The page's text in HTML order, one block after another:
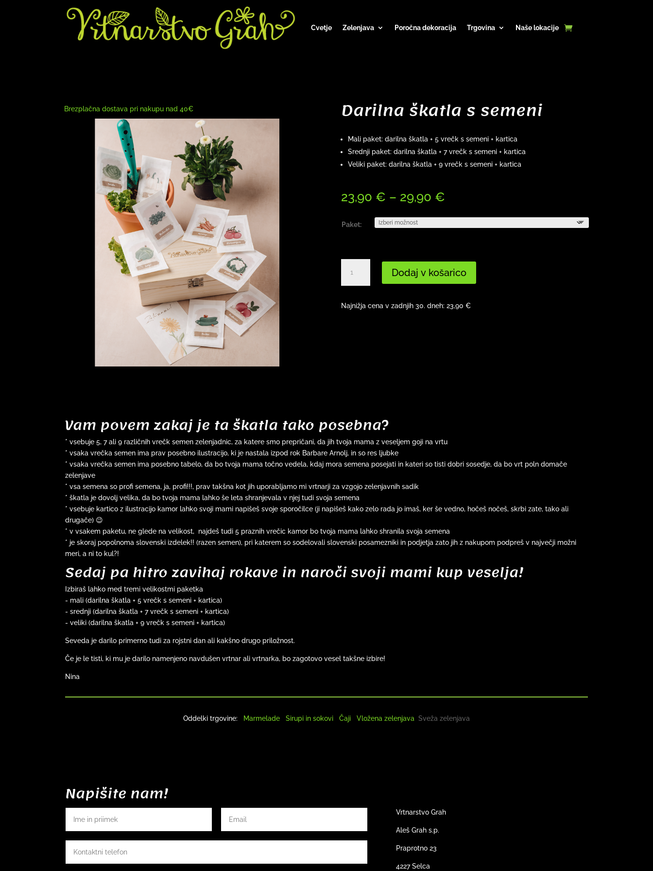
Cvetje Zelenjava Poročna dekoracija Trgovina Naše lokacije
Brezplačna dostava pri nakupu nad 40€ Darilna škatla s semeni
Mali paket: darilna škatla + 5 vrečk s semeni + kartica
Srednji paket: darilna škatla + 7 vrečk s semeni + kartica
Veliki paket: darilna škatla + 9 vrečk s semeni + kartica
23,90 € – 29,90 €
Paket:
škatla
s
količina
Dodaj v košarico
Najnižja cena v zadnjih 30. dneh: 23,90 €
Vam povem zakaj je ta škatla tako posebna?
* vsebuje 5, 7 ali 9 različnih vrečk semen zelenjadnic, za katere smo prepričani, da jih tvoja mama z veseljem goji na vrtu
* vsaka vrečka semen ima prav posebno ilustracijo, ki je nastala izpod rok Barbare Arnolj, in so res ljubke
* vsaka vrečka semen ima posebno tabelo, da bo tvoja mama točno vedela, kdaj mora semena posejati in kateri so tisti dobri sosedje, da bo vrt poln domače
zelenjave
* vsa semena so profi semena, ja, profi!!!, prav takšna kot jih uporabljamo mi vrtnarji za vzgojo zelenjavnih sadik
* škatla je dovolj velika, da bo tvoja mama lahko še leta shranjevala v njej tudi svoja semena
* vsebuje kartico z ilustracijo kamor lahko svoji mami napišeš svoje sporočilce (ji napišeš kako zelo rada jo imaš, ker še vedno, hočeš nočeš, skrbi zate, tako ali
drugače) 😉
* v vsakem paketu, ne glede na velikost, najdeš tudi 5 praznih vrečic kamor bo tvoja mama lahko shranila svoja semena
* je skoraj popolnoma slovenski izdelek!! (razen semen), pri katerem so sodelovali slovenski posamezniki in podjetja zato jih z nakupom podpreš v največji možni
meri, a ni to kul?!
Sedaj pa hitro zavihaj rokave in naroči svoji mami kup veselja!
Izbiraš lahko med tremi velikostmi paketka
- mali (darilna škatla + 5 vrečk s semeni + kartica)
- srednji (darilna škatla + 7 vrečk s semeni + kartica)
- veliki (darilna škatla + 9 vrečk s semeni + kartica)
Seveda je darilo primerno tudi za rojstni dan ali kakšno drugo priložnost.
Če je le tisti, ki mu je darilo namenjeno navdušen vrtnar ali vrtnarka, bo zagotovo vesel takšne izbire!
Nina
Oddelki trgovine: Marmelade Sirupi in sokovi Čaji Vložena zelenjava Sveža zelenjava
Napišite nam!
Vrtnarstvo Grah
Aleš Grah s.p.
Praprotno 23
4227 Selca